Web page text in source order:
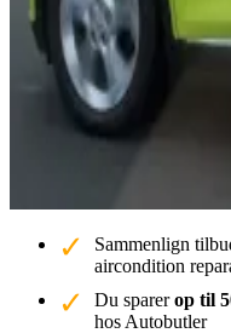
Sammenlign
aircondition
Du sparerop til
hos Autobutler